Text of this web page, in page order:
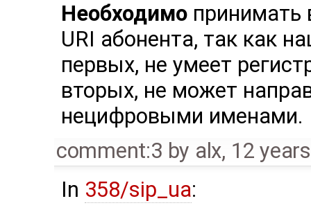
Необходимо принимать
URI абонента, так как
первых, не умеет
вторых, не может
нецифровыми именами.
comment:3 by alx, 12
In 358/sip_ua: